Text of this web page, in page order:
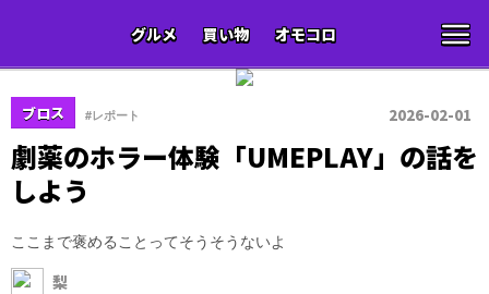
グルメ 買い物 オモコロ
ブロス #レポート 2026-02-01
劇薬のホラー体験「UMEPLAY」の話を
しよう
ここまで褒めることってそうそうないよ
梨